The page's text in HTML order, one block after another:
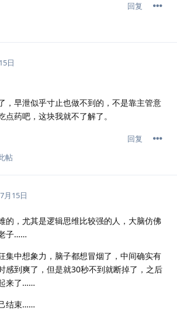
回复
日
，早泄似乎寸止也做不到的，不是靠主管意
药吧，这块我就不了解了。
回复
帖
月15日
的，尤其是逻辑思维比较强的人，大脑仿佛
子……
集中想象力，脑子都想冒烟了，中间确实有
感到爽了，但是就30秒不到就断掉了，之后
来了……
结束……